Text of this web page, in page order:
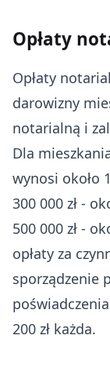
Opłaty
Opłaty
darowizny
notarialną i
Dla
wynosi około
300 000 zł -
500 000 zł -
opłaty za
sporządzenie
200 zł każda.